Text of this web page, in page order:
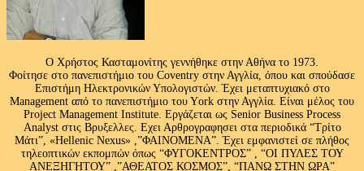
Ο Χρήστος Κασταμονίτης γεννήθηκε στην Αθήνα το 1973.
Φοίτησε στο πανεπιστήμιο του Coventry στην Αγγλία, όπου και σπούδασε
Επιστήμη Ηλεκτρονικών Υπολογιστών. Έχει μεταπτυχιακό στο
Management από το πανεπιστήμιο του Υork στην Αγγλία. Είναι μέλος του
Project Management Institute. Εργάζεται ως Senior Business Process
Analyst στις Βρυξελλες. Εχει Αρθρογραφησει στα περιοδικά “Τρίτο
Μάτι”, «Hellenic Nexus» ,”ΦΑΙΝΟΜΕΝΑ”. Έχει εμφανιστεί σε πλήθος
τηλεοπτικών εκπομπών όπως “ΦΥΓΟΚΕΝΤΡΟΣ” , “ΟΙ ΠΥΛΕΣ ΤΟΥ
ΑΝΕΞΗΓΗΤΟΥ” ,”ΑΘΕΑΤΟΣ ΚΟΣΜΟΣ”, “ΠΑΝΩ ΣΤΗΝ ΩΡΑ”